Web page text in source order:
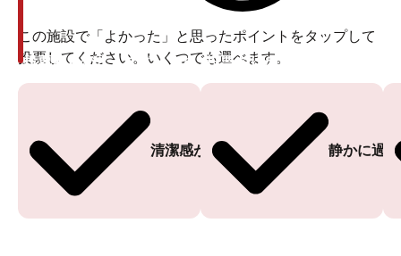
この施設で「よかった」と思ったポイントをタップして
投票してください。いくつでも選べます。
清潔感がある
投票ありがとうございます
静かに過
投票ありがとうございます